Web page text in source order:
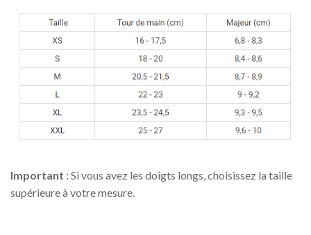
Important : Si vous avez les doigts longs, choisissez la taille
supérieure à votre mesure.